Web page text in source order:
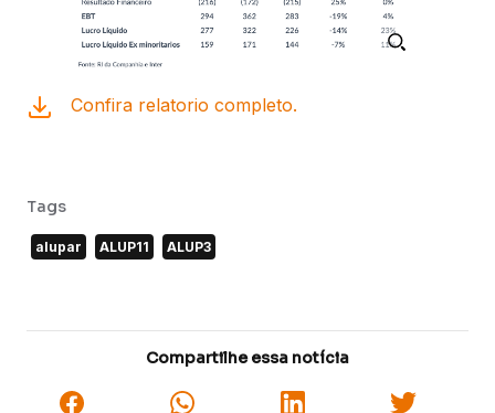
Confira relatorio completo.
Tags
alupar ALUP11 ALUP3
Compartilhe essa notícia